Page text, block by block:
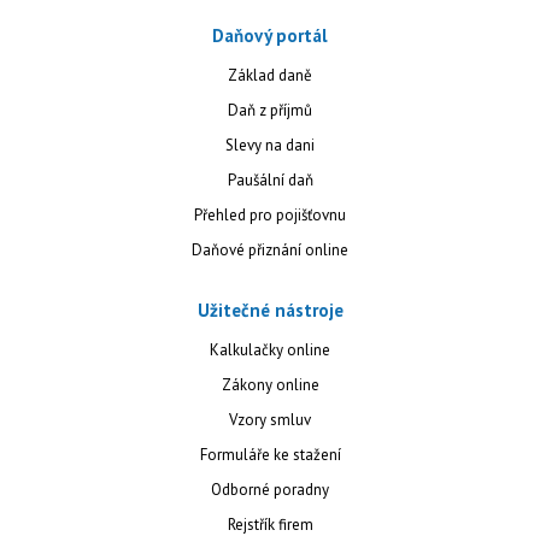
Daňový portál
Základ daně
Daň z příjmů
Slevy na dani
Paušální daň
Přehled pro pojišťovnu
Daňové přiznání online
Užitečné nástroje
Kalkulačky online
Zákony online
Vzory smluv
Formuláře ke stažení
Odborné poradny
Rejstřík firem